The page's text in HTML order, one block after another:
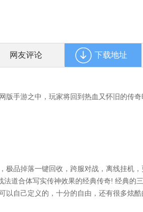
网友评论 下载地址
手游之中，玩家将回到热血又怀旧的传奇
品掉落一键回收，跨服对战，离线挂机，
道合体写实传神效果的经典传奇! 经典的
以自己定义的，十分的自由，还有很多炫酷